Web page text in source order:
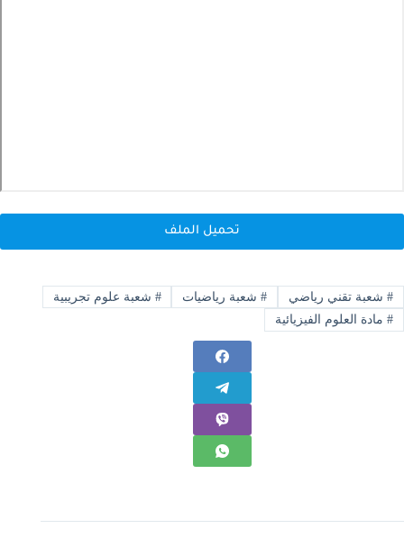
تحميل الملف
#شعبة تقني رياضي #شعبة رياضيات # شعبة علوم تجريبية
#مادة العلوم الفيزيائية